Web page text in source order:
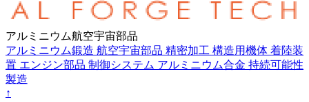
アルミニウム航空宇宙部品
アルミニウム鍛造 航空宇宙部品 精密加工 構造用機体 着陸装
置 エンジン部品 制御システム アルミニウム合金 持続可能性
製造
↑